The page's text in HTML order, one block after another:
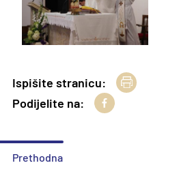
Ispišite stranicu:
Podijelite na:
Prethodna